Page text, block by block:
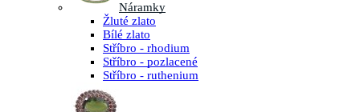
Náramky
Žluté zlato
Bílé zlato
Stříbro - rhodium
Stříbro - pozlacené
Stříbro - ruthenium